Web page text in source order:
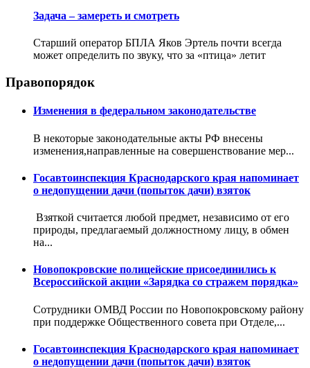
Задача – замереть и смотреть
Старший оператор БПЛА Яков Эртель почти всегда
может определить по звуку, что за «птица» летит
Правопорядок
Изменения в федеральном законодательстве
В некоторые законодательные акты РФ внесены
изменения,направленные на совершенствование мер...
Госавтоинспекция Краснодарского края напоминает
о недопущении дачи (попыток дачи) взяток
Взяткой считается любой предмет, независимо от его
природы, предлагаемый должностному лицу, в обмен
на...
Новопокровские полицейские присоединились к
Всероссийской акции «Зарядка со стражем порядка»
Сотрудники ОМВД России по Новопокровскому району
при поддержке Общественного совета при Отделе,...
Госавтоинспекция Краснодарского края напоминает
о недопущении дачи (попыток дачи) взяток